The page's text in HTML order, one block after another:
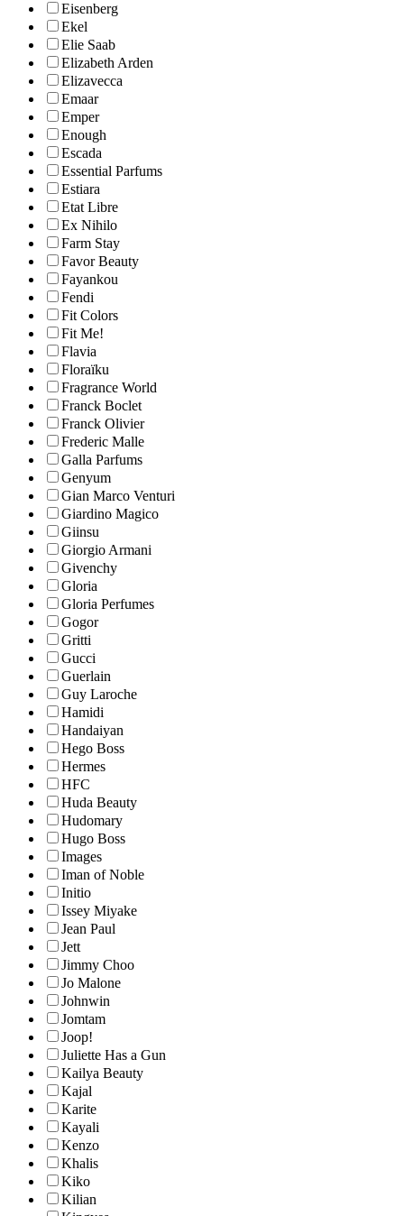
Eisenberg
Ekel
Elie Saab
Elizabeth Arden
Elizavecca
Emaar
Emper
Enough
Escada
Essential Parfums
Estiara
Etat Libre
Ex Nihilo
Farm Stay
Favor Beauty
Fayankou
Fendi
Fit Colors
Fit Me!
Flavia
Floraïku
Fragrance World
Franck Boclet
Franck Olivier
Frederic Malle
Galla Parfums
Genyum
Gian Marco Venturi
Giardino Magico
Giinsu
Giorgio Armani
Givenchy
Gloria
Gloria Perfumes
Gogor
Gritti
Gucci
Guerlain
Guy Laroche
Hamidi
Handaiyan
Hego Boss
Hermes
HFC
Huda Beauty
Hudomary
Hugo Boss
Images
Iman of Noble
Initio
Issey Miyake
Jean Paul
Jett
Jimmy Choo
Jo Malone
Johnwin
Jomtam
Joop!
Juliette Has a Gun
Kailya Beauty
Kajal
Karite
Kayali
Kenzo
Khalis
Kiko
Kilian